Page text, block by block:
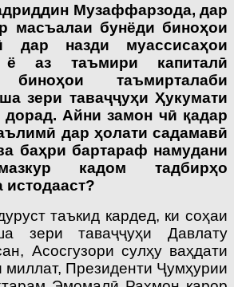
Музаффарзода, дар
масъалаи бунёди биноҳои
дар назди муассисаҳои
аз таъмири капиталӣ
биноҳои таъмирталаби
зери таваҷҷуҳи Ҳукумати
Айни замон чӣ қадар
дар ҳолати садамавӣ
баҳри бартараф намудани
кадом тадбирҳо
таъкид кардед, ки соҳаи
зери таваҷҷуҳи Давлату
Асосгузори сулҳу ваҳдати
Президенти Ҷумҳурии